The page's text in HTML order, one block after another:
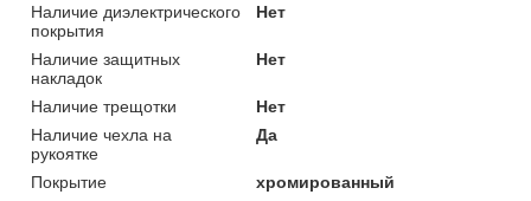
Наличие диэлектрического
покрытия
Нет
Наличие защитных
накладок
Нет
Наличие трещотки
Нет
Наличие чехла на
рукоятке
Да
Покрытие
хромированный